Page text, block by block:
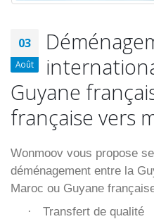
03
Août
Guyane
française vers
Wonmoov vous propose
déménagement entre la
Maroc ou Guyane
· Transfert de qualité